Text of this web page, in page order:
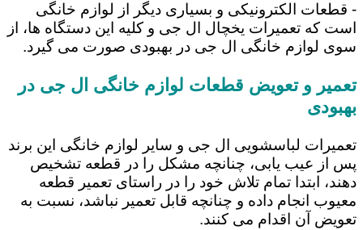
- قطعات الکترونیکی و بسیاری دیگر از لوازم خانگی
است که تعمیرات یخچال ال جی و کلیه این دستگاه ها، از
سوی لوازم خانگی ال جی در بهبودی صورت می گیرد.
تعمیر و تعویض قطعات لوازم خانگی ال جی در
بهبودی
تعمیرات لباسشویی ال جی و سایر لوازم خانگی این برند
پس از عیب یابی، چنانچه مشکل را در قطعه تشخیص
دهند، ابتدا تمام تلاش خود را در راستای تعمیر قطعه
معیوب انجام داده و چنانچه قابل تعمیر نباشد، نسبت به
تعویض آن اقدام می کنند.